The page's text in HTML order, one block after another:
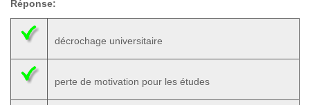
Réponse:
décrochage universitaire
perte de motivation pour les études